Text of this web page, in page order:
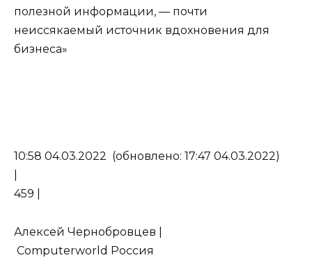
полезной информации, — почти
неиссякаемый источник вдохновения для
бизнеса»
10:58 04.03.2022 (обновлено: 17:47 04.03.2022)
459 |
Алексей Чернобровцев |
Computerworld Россия